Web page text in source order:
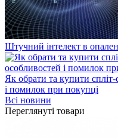
Штучний інтелект в
Як обрати та купити
і помилок при покупці
Всі новини
Переглянуті товари